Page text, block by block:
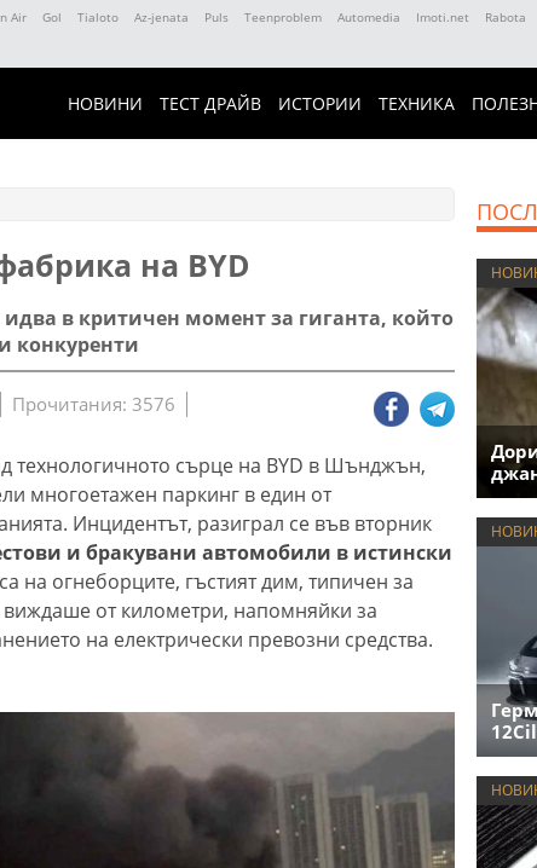
Air Gol Tialoto Az-jenata Puls Teenproblem Automedia Imoti.net Rabota
НОВИНИ ТЕСТ ДРАЙВ ИСТОРИИ ТЕХНИКА
на BYD
в критичен момент за гиганта, който
конкуренти
Прочитания: 3576
технологичното сърце на BYD в Шънджън,
многоетажен паркинг в един от
Инцидентът, разиграл се във вторник
и бракувани автомобили в истински
на огнеборците, гъстият дим, типичен за
от километри, напомняйки за
на електрически превозни средства.